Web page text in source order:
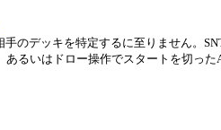
のデッキを特定するに至りません。
あるいはドロー操作でスタートを切っ